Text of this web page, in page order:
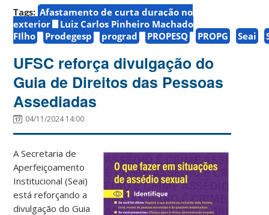
Tags: Afastamento de curta duração no
exterior
Luiz Carlos Pinheiro Machado
FIlho
Prodegesp prograd PROPESQ PROPG Seai
UFSC reforça divulgação do
Guia de Direitos das Pessoas
Assediadas
04/11/2024 14:00
A Secretaria de
Aperfeiçoamento
Institucional (Seai)
está reforçando a
divulgação do Guia